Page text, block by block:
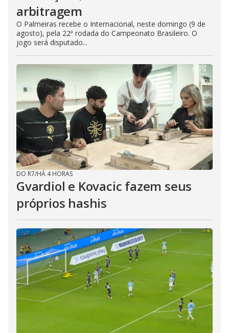
arbitragem
O Palmeiras recebe o Internacional, neste domingo (9 de
agosto), pela 22ª rodada do Campeonato Brasileiro. O
jogo será disputado...
DO R7/HÁ 4 HORAS
Gvardiol e Kovacic fazem seus
próprios hashis